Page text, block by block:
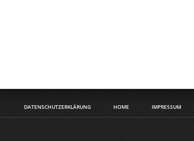
DATENSCHUTZERKLÄRUNG HOME IMPRESSUM